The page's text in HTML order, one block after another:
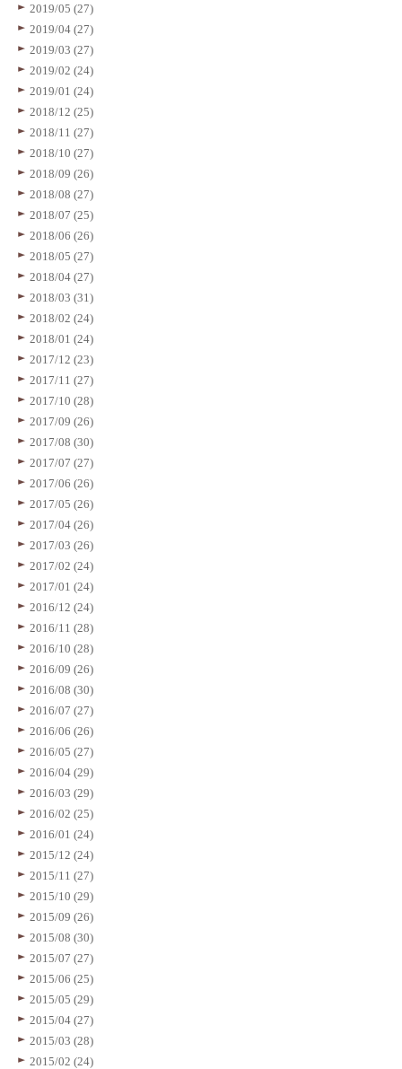
2019/05 (27)
2019/04 (27)
2019/03 (27)
2019/02 (24)
2019/01 (24)
2018/12 (25)
2018/11 (27)
2018/10 (27)
2018/09 (26)
2018/08 (27)
2018/07 (25)
2018/06 (26)
2018/05 (27)
2018/04 (27)
2018/03 (31)
2018/02 (24)
2018/01 (24)
2017/12 (23)
2017/11 (27)
2017/10 (28)
2017/09 (26)
2017/08 (30)
2017/07 (27)
2017/06 (26)
2017/05 (26)
2017/04 (26)
2017/03 (26)
2017/02 (24)
2017/01 (24)
2016/12 (24)
2016/11 (28)
2016/10 (28)
2016/09 (26)
2016/08 (30)
2016/07 (27)
2016/06 (26)
2016/05 (27)
2016/04 (29)
2016/03 (29)
2016/02 (25)
2016/01 (24)
2015/12 (24)
2015/11 (27)
2015/10 (29)
2015/09 (26)
2015/08 (30)
2015/07 (27)
2015/06 (25)
2015/05 (29)
2015/04 (27)
2015/03 (28)
2015/02 (24)